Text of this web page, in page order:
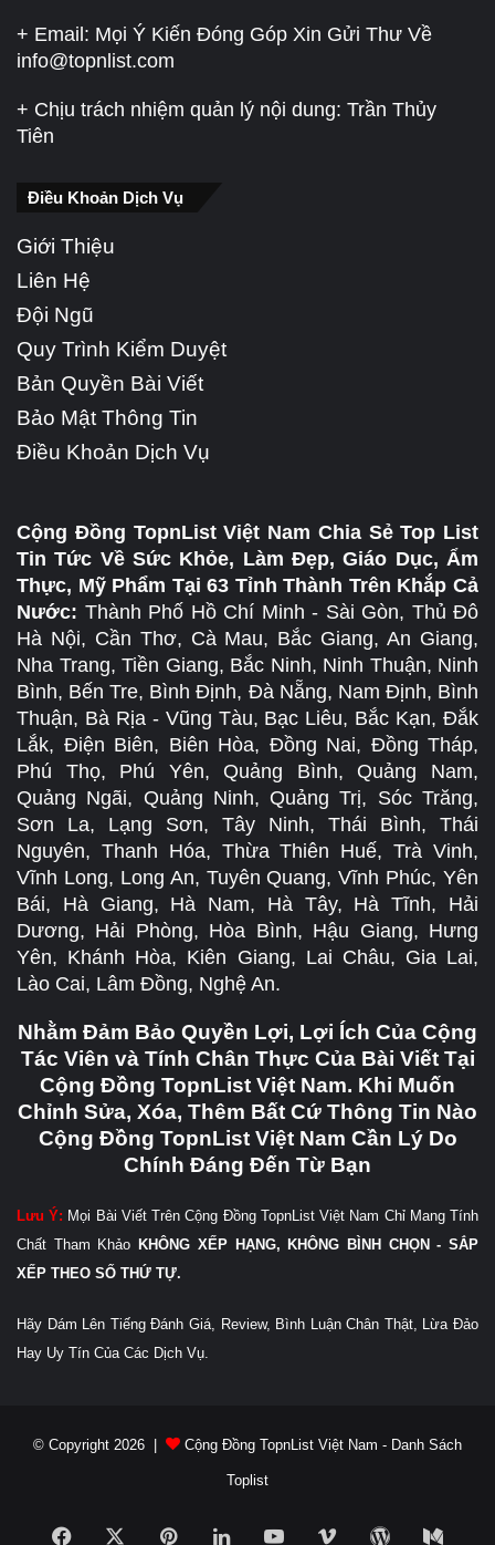
+ Email: Mọi Ý Kiến Đóng Góp Xin Gửi Thư Về
info@topnlist.com
+ Chịu trách nhiệm quản lý nội dung: Trần Thủy
Tiên
Điều Khoản Dịch Vụ
Giới Thiệu
Liên Hệ
Đội Ngũ
Quy Trình Kiểm Duyệt
Bản Quyền Bài Viết
Bảo Mật Thông Tin
Điều Khoản Dịch Vụ
Cộng Đồng TopnList Việt Nam Chia Sẻ Top List
Tin Tức Về Sức Khỏe, Làm Đẹp, Giáo Dục, Ẩm
Thực, Mỹ Phẩm Tại 63 Tỉnh Thành Trên Khắp Cả
Nước: Thành Phố Hồ Chí Minh - Sài Gòn, Thủ Đô
Hà Nội, Cần Thơ, Cà Mau, Bắc Giang, An Giang,
Nha Trang, Tiền Giang, Bắc Ninh, Ninh Thuận, Ninh
Bình, Bến Tre, Bình Định, Đà Nẵng, Nam Định, Bình
Thuận, Bà Rịa - Vũng Tàu, Bạc Liêu, Bắc Kạn, Đắk
Lắk, Điện Biên, Biên Hòa, Đồng Nai, Đồng Tháp,
Phú Thọ, Phú Yên, Quảng Bình, Quảng Nam,
Quảng Ngãi, Quảng Ninh, Quảng Trị, Sóc Trăng,
Sơn La, Lạng Sơn, Tây Ninh, Thái Bình, Thái
Nguyên, Thanh Hóa, Thừa Thiên Huế, Trà Vinh,
Vĩnh Long, Long An, Tuyên Quang, Vĩnh Phúc, Yên
Bái, Hà Giang, Hà Nam, Hà Tây, Hà Tĩnh, Hải
Dương, Hải Phòng, Hòa Bình, Hậu Giang, Hưng
Yên, Khánh Hòa, Kiên Giang, Lai Châu, Gia Lai,
Lào Cai, Lâm Đồng, Nghệ An.
Nhằm Đảm Bảo Quyền Lợi, Lợi Ích Của Cộng
Tác Viên và Tính Chân Thực Của Bài Viết Tại
Cộng Đồng TopnList Việt Nam. Khi Muốn
Chỉnh Sửa, Xóa, Thêm Bất Cứ Thông Tin Nào
Cộng Đồng TopnList Việt Nam Cần Lý Do
Chính Đáng Đến Từ Bạn
Lưu Ý: Mọi Bài Viết Trên Cộng Đồng TopnList Việt Nam Chỉ Mang Tính
Chất Tham Khảo KHÔNG XẾP HẠNG, KHÔNG BÌNH CHỌN - SẮP
XẾP THEO SỐ THỨ TỰ.
Hãy Dám Lên Tiếng Đánh Giá, Review, Bình Luận Chân Thật, Lừa Đảo
Hay Uy Tín Của Các Dịch Vụ.
© Copyright 2026 | Cộng Đồng TopnList Việt Nam - Danh Sách
Toplist
Facebook PinterestLinkedInYouTubeVimeo WordPress